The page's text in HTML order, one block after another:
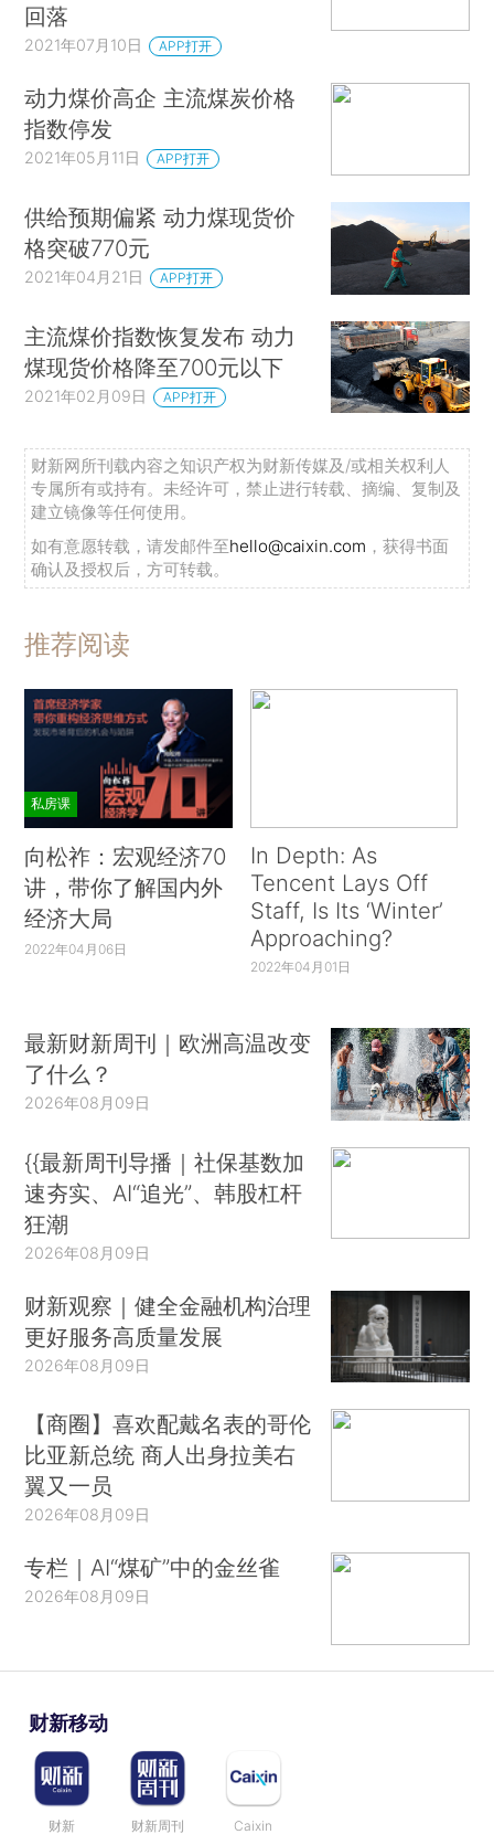
回落
2021年07月10日 APP打开
动力煤价高企 主流煤炭价格
指数停发
2021年05月11日 APP打开
供给预期偏紧 动力煤现货价
格突破770元
2021年04月21日 APP打开
主流煤价指数恢复发布 动力
煤现货价格降至700元以下
2021年02月09日 APP打开
财新网所刊载内容之知识产权为财新传媒及/或相关权利人
专属所有或持有。未经许可，禁止进行转载、摘编、复制及
建立镜像等任何使用。
如有意愿转载，请发邮件至hello@caixin.com ，获得书面
确认及授权后，方可转载。
推荐阅读
私房课
向松祚：宏观经济70
讲，带你了解国内外
经济大局
2022年04月06日
In Depth: As
Tencent Lays Off
Staff, Is Its ‘Winter’
Approaching?
2022年04月01日
最新财新周刊｜欧洲高温改变
了什么？
2026年08月09日
{{最新周刊导播｜社保基数加
速夯实、AI“追光”、韩股杠杆
狂潮
2026年08月09日
财新观察｜健全金融机构治理
更好服务高质量发展
2026年08月09日
【商圈】喜欢配戴名表的哥伦
比亚新总统 商人出身拉美右
翼又一员
2026年08月09日
专栏｜AI“煤矿”中的金丝雀
2026年08月09日
财新移动
财新 财新周刊 Caixin